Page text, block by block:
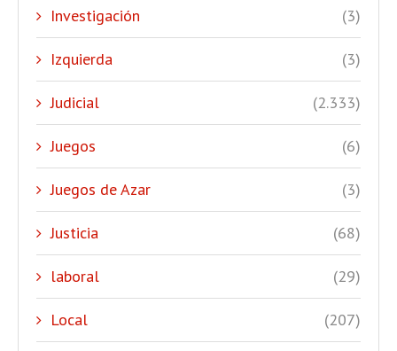
Investigación (3)
Izquierda (3)
Judicial (2.333)
Juegos (6)
Juegos de Azar (3)
Justicia (68)
laboral (29)
Local (207)